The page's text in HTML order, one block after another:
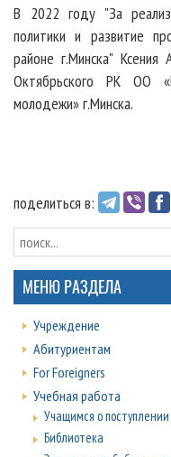
В 2022 году "За
политики и развитие
районе г.Минска" Ксения
Октябрьского РК ОО
молодежи» г.Минска.
поделиться в:
МЕНЮ РАЗДЕЛА
Учреждение
Абитуриентам
For Foreigners
Учебная работа
Учащимся о
Библиотека